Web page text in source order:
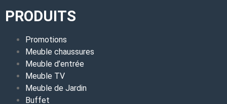
PRODUITS
Promotions
Meuble chaussures
Meuble d’entrée
Meuble TV
Meuble de Jardin
Buffet